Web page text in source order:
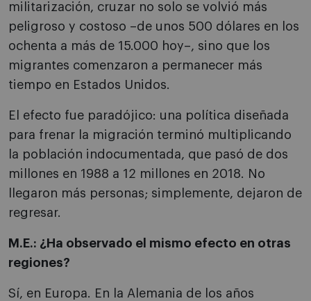
militarización, cruzar no solo se volvió más
peligroso y costoso –de unos 500 dólares en los
ochenta a más de 15.000 hoy–, sino que los
migrantes comenzaron a permanecer más
tiempo en Estados Unidos.
El efecto fue paradójico: una política diseñada
para frenar la migración terminó multiplicando
la población indocumentada, que pasó de dos
millones en 1988 a 12 millones en 2018. No
llegaron más personas; simplemente, dejaron de
regresar.
M.E.: ¿Ha observado el mismo efecto en otras
regiones?
Sí, en Europa. En la Alemania de los años